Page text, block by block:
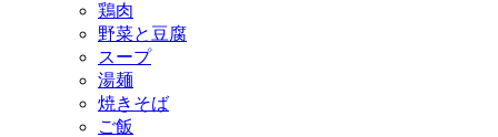
鶏肉
野菜と豆腐
スープ
湯麺
焼きそば
ご飯